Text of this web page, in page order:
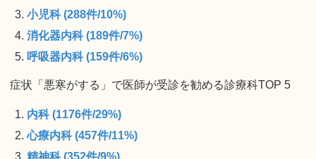
小児科 (288件/10%)
消化器内科 (189件/7%)
呼吸器内科 (159件/6%)
症状「悪寒がする」で医師が受診を勧める診療科TOP 5
内科 (1176件/29%)
心療内科 (457件/11%)
精神科 (352件/9%)